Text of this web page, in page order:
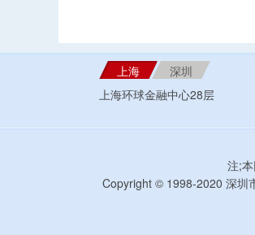
上海
深圳
上海环球金融中心28层
注;
Copyright © 1998-2020 深圳